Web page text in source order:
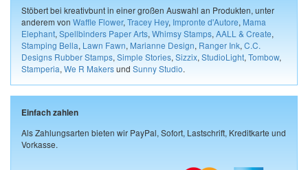
Stöbert bei kreativbunt in einer großen Auswahl an Produkten, unter
anderem von Waffle Flower, Tracey Hey, Impronte d'Autore, Mama
Elephant, Spellbinders Paper Arts, Whimsy Stamps, AALL & Create,
Stamping Bella, Lawn Fawn, Marianne Design, Ranger Ink, C.C.
Designs Rubber Stamps, Simple Stories, Sizzix, StudioLight, Tombow,
Stamperia, We R Makersund Sunny Studio.
Einfach zahlen
Als Zahlungsarten bieten wir PayPal, Sofort, Lastschrift, Kreditkarte und
Vorkasse.